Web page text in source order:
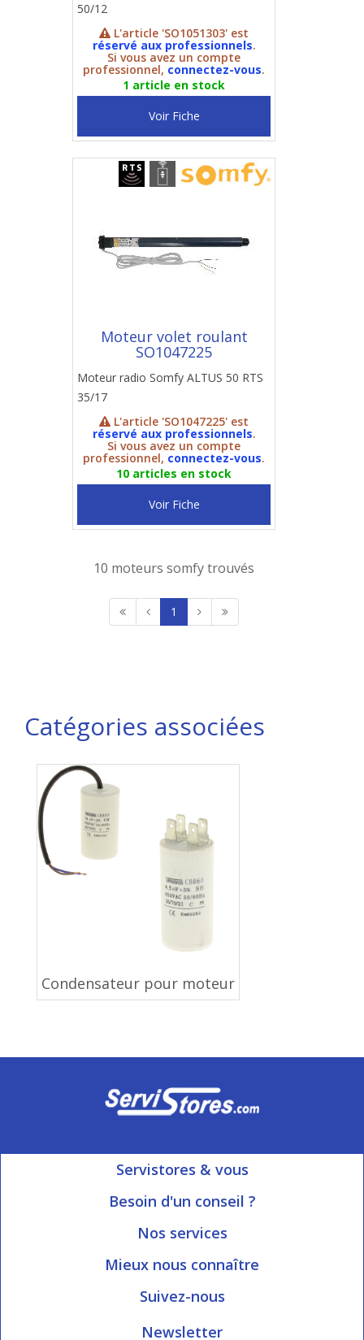
50/12
L'article 'SO1051303' est
réservé aux professionnels.
Si vous avez un compte
professionnel, connectez-vous.
1 article en stock
Voir Fiche
Moteur volet roulant
SO1047225
Moteur radio Somfy ALTUS 50 RTS
35/17
L'article 'SO1047225' est
réservé aux professionnels.
Si vous avez un compte
professionnel, connectez-vous.
10 articles en stock
Voir Fiche
10 moteurs somfy trouvés
1
Catégories associées
Condensateur pour moteur
Servistores & vous
Mon compte
Besoin d'un conseil ?
Ouvert du Lundi au Vendredi
Nos services
Informations livraison
Blog Servistores
Plan du site
Mieux nous connaître
Qui sommes-nous?
Suivez-nous
Newsletter